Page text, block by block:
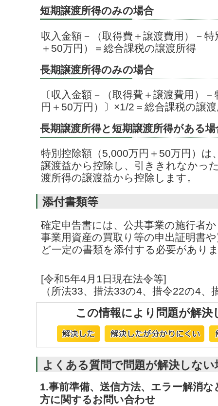
短期譲渡所得のみの場合
収入金額－（取得費＋譲渡費用）－
＋50万円）＝総合課税の譲渡所得
長期譲渡所得のみの場合
〔収入金額－（取得費＋譲渡費用）
円＋50万円）〕×1/2＝総合課税の譲
長期譲渡所得と短期譲渡所得がある場
特別控除額（5,000万円＋50万円）は
譲渡益から控除し、引ききれなかっ
渡所得の譲渡益から控除します。
添付書類等
確定申告書には、公共事業の施行者
事業用資産の買取り等の申出証明書
ど一定の書類を添付する必要があり
[令和5年4月1日現在法令等]
（所法33、措法33の4、措令22の4、
この情報により問題が解決
よくある質問で問題が解決しな
1.事前準備、送信方法、エラー解消
方に関するお問い合わせ